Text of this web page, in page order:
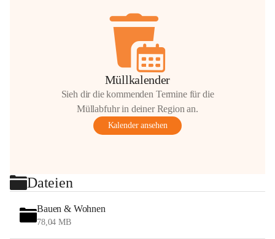
Müllkalender
Sieh dir die kommenden Termine für die
Müllabfuhr in deiner Region an.
Kalender ansehen
Dateien
Bauen & Wohnen
78,04 MB